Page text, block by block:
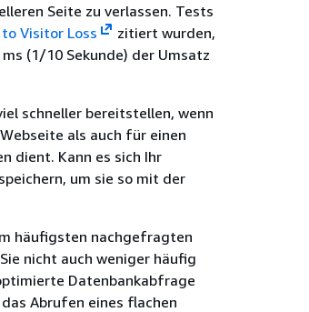
Seite zu verlassen. Tests
Visitor Loss
zitiert wurden,
(1/10 Sekunde) der Umsatz
schneller bereitstellen, wenn
als auch für einen
dient. Kann es sich Ihr
um sie so mit der
häufigsten nachgefragten
nicht auch weniger häufig
Datenbankabfrage
Abrufen eines flachen